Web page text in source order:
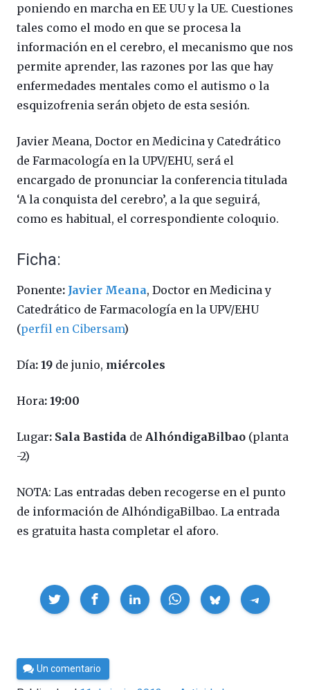
poniendo en marcha en EE UU y la UE. Cuestiones
tales como el modo en que se procesa la
información en el cerebro, el mecanismo que nos
permite aprender, las razones por las que hay
enfermedades mentales como el autismo o la
esquizofrenia serán objeto de esta sesión.
Javier Meana, Doctor en Medicina y Catedrático
de Farmacología en la UPV/EHU, será el
encargado de pronunciar la conferencia titulada
‘A la conquista del cerebro’, a la que seguirá,
como es habitual, el correspondiente coloquio.
Ficha:
Ponente: Javier Meana, Doctor en Medicina y
Catedrático de Farmacología en la UPV/EHU
(perfil en Cibersam)
Día: 19 de junio, miércoles
Hora: 19:00
Lugar: Sala Bastida de AlhóndigaBilbao (planta
-2)
NOTA: Las entradas deben recogerse en el punto
de información de AlhóndigaBilbao. La entrada
es gratuita hasta completar el aforo.
Compartir
Por
Cultura
Un comentario